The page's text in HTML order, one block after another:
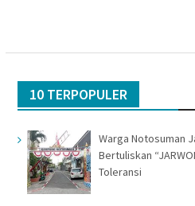
10 TERPOPULER
Warga Notosuman
Bertuliskan
Toleransi